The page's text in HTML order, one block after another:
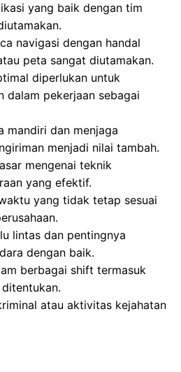
yang baik dengan tim
navigasi dengan handal
peta sangat diutamakan.
diperlukan untuk
dalam pekerjaan sebagai
mandiri dan menjaga
menjadi nilai tambah.
mengenai teknik
yang efektif.
yang tidak tetap sesuai
lintas dan pentingnya
dengan baik.
berbagai shift termasuk
atau aktivitas kejahatan